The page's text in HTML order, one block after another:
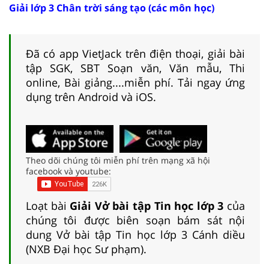
Giải lớp 3 Chân trời sáng tạo (các môn học)
Đã có app VietJack trên điện thoại, giải bài
tập SGK, SBT Soạn văn, Văn mẫu, Thi
online, Bài giảng....miễn phí. Tải ngay ứng
dụng trên Android và iOS.
Theo dõi chúng tôi miễn phí trên mạng xã hội
facebook và youtube:
Loạt bài Giải Vở bài tập Tin học lớp 3 của
chúng tôi được biên soạn bám sát nội
dung Vở bài tập Tin học lớp 3 Cánh diều
(NXB Đại học Sư phạm).